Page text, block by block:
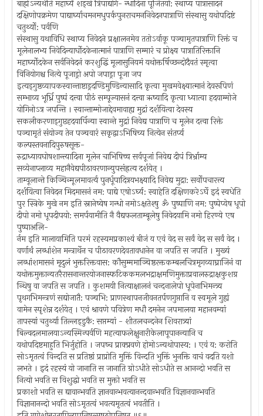
बाह्मेऽन्यथेति महार्घ्यं शड्खं त्रिपाद्योर्ग- न्धादिना पूजितयो: स्थाप्य पात्रासादनं
दक्षिणोपक्रमेण पाद्यार्घ्याचमनमधुपर्कपुनराचमननिवेदनपात्राणि संस्थासु यथोपदिष्टं
चतुर्थ्यो: पर्वणि
संस्थासु यथाविधि स्थाप्य निवेदने प्रक्षालनमेव ततो‍ऽर्वाकू पञ्चामृतपात्राणि रिक्तं च
मूलेनालभ्य निवेदिन्यार्घोदकेनात्मानं पात्राणि सम्मारं च प्रोक्ष्य पात्रातिरिक्तानि
महार्घ्योदकेन सर्वनिवेदनं करशुद्धिं मूलासुनियमं यथोक्तर्षिच्छन्दोदैवतं स्मृत्वा
विनियोगश्च नित्ये पूजाड्रो अपो जपाड्रा पूजा जप
इत्यड्‍गुष्ठव्यापकस्वान्ताष्टाड्रदण्डिमुण्डिन्यासादि कृत्वा मुखमवेक्ष्यात्मानं देवरूपिणं
सम्भाव्य भूर्ध्रि पुष्पं दत्त्वा पीठं सम्पूज्यासनं दत्त्वा ऋष्यादि कृत्वा ध्यात्वा हदयाम्मोजे
योगिनोऽत्र जपन्ति । स्वान्ताम्मोजाद्देवमावाह्य मुद्रां दर्शयित्वा देवस्य
सकलीकरणाड्‍गुप्ठहदयार्पिन्या स्वान्ते मुद्रां निवेद्य पात्राणि च मूलेन दत्त्वा रिक्ते
पञ्चामृतं संयोज्य तेन पञ्चवारं सकृद्वाऽभिषिच्य नित्येन संतर्प्य
कल्पस्तवनादिपुरुषसूक्त-
रुद्राध्यायघोषशान्त्यादिना मूलेन चाभिषिच्च सर्वपूजां निवेद्य दीपं त्रिर्भ्राम्य
सव्येनाप्लाव्य महानैवेद्यपीठावरणान्युपसंह्रत्य दर्शयेत् ।
ताम्वूलान्ते किञ्चिन्मूलमावर्त्य पुनर्धूपादित्रयभक्ष्यादि निवेद्य मुद्रा: सर्वोपचारत्त्य
दर्शयित्वा निवेदन मिदमासनं नम: पाद्ये एषोऽर्घ्य: स्वाहेति दक्षिणकरेऽर्घे इदं स्वधेति
पुर स्त्रिके मुखे नम इति स्नानेष्वेष गन्धो नमोऽक्षतेश्षु ॐ पुष्पाणि नम: पुष्पेप्वेष धूपो
दीपो नमो धूपदीपयो: समर्पयामीति नै वैद्यफलताम्बूलेषु निवेदयामि नमो हिरण्ये एष
पुष्पाअलि-
र्नम इति मालायामिति परमं रहस्यमप्रकाश्यं बीजं य एवं वेद स सर्वं वेद स सर्वं वेद ।
वर्णार्थं लब्धांशेन मन्त्रार्थेन च पीठावरणदेवतावधानेन वा जपति स जपति । मुख्यं
लब्धांशमासनं मृदुलं भुक्तरिक्तवास: कौसुम्ममाञ्चिष्ठरक्तकम्बलचित्रमृगव्याघ्राजिनं वा
यथोक्तमुक्तान्यतरैरासनान्तरयोजनास्फटिककमलभद्राक्षमणिमुक्ताप्रवालरुद्राक्षकुशग्र
न्थिषु वा जपति स जपति । कुशमयी नित्याक्षालनं चन्दनालेपो धूपेनाभिमन्त्र्य
पृथगभिमन्त्रणं सद्योजातै: पञ्चभि: प्राणस्थापनजीवनतर्पणगुप्तानि व स्वमूले गुह्यं
वामेन स्पृशेन्न दर्शयेत् । एवं श्रावणे पवित्रेण मधौ दमनेन जपमालया महानवम्यां
तापस्यां चतुर्थ्या तिल्लड्‍डुकै: सप्तम्यां - शीतलचन्दनेन शिवरात्र्यां
बिल्वदलमालयाऽन्यस्मिन्पर्वणि महत्याफलेक्षुनारीकेलापूपानन्यानि च
यथोपदिष्टमाहुति भिर्जुहोति । जपष्च प्राक्प्रवणे होमोऽन्यथोपास्य: । एवं य: करोति
सोऽमृतत्वं विन्दति स प्रतिष्ठां प्राप्रोति मुक्तिं विन्दति भुक्तिं भुनक्ति वाचं वदति यशो
लभते । इदं रहस्यं यो जानाति स जानाति ग्रोऽधीते सोऽधीते स आनन्दो भवति स
नित्यो भवति स विशुद्धो भवति स मुक्तो भवति स
प्रकाशो भवति स द्यावान्भवति ज्ञानवान्भवत्यानन्दवान्भवति विज्ञानवान्भवति
विज्ञानानन्दो भवति सोऽमृतत्वं भवत्यमृतत्वं भवतीति ।